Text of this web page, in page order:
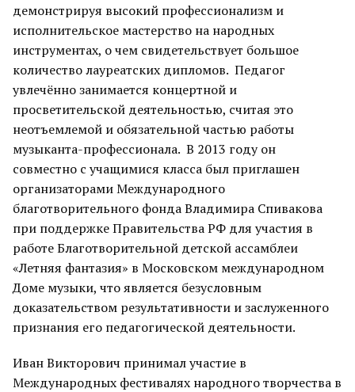
демонстрируя высокий профессионализм и
исполнительское мастерство на народных
инструментах, о чем свидетельствует большое
количество лауреатских дипломов. Педагог
увлечённо занимается концертной и
просветительской деятельностью, считая это
неотъемлемой и обязательной частью работы
музыканта-профессионала. В 2013 году он
совместно с учащимися класса был приглашен
организаторами Международного
благотворительного фонда Владимира Спивакова
при поддержке Правительства РФ для участия в
работе Благотворительной детской ассамблеи
«Летняя фантазия» в Московском международном
Доме музыки, что является безусловным
доказательством результативности и заслуженного
признания его педагогической деятельности.
Иван Викторович принимал участие в
Международных фестивалях народного творчества в